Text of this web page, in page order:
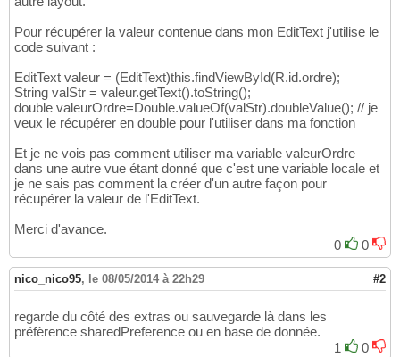
Pour récupérer la valeur contenue dans mon EditText j'utilise le
code suivant :
EditText valeur = (EditText)this.findViewById(R.id.ordre);
String valStr = valeur.getText().toString();
double valeurOrdre=Double.valueOf(valStr).doubleValue(); // je
veux le récupérer en double pour l'utiliser dans ma fonction
Et je ne vois pas comment utiliser ma variable valeurOrdre
dans une autre vue étant donné que c'est une variable locale et
je ne sais pas comment la créer d'un autre façon pour
récupérer la valeur de l'EditText.
Merci d'avance.
0
0
nico_nico95, le 08/05/2014 à 22h29 #2
regarde du côté des extras ou sauvegarde là dans les
préfèrence sharedPreference ou en base de donnée.
1
0